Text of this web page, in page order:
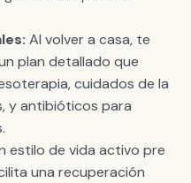
Al volver a casa, te
plan detallado que
cuidados de la
y antibióticos para
estilo de vida activo pre
una recuperación